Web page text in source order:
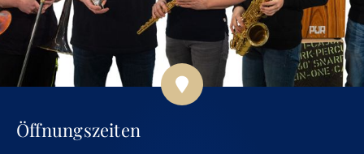
Öffnungszeiten